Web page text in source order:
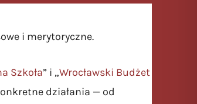
i merytoryczne.
Szkoła” i „Wrocławski Budżet
działania — od